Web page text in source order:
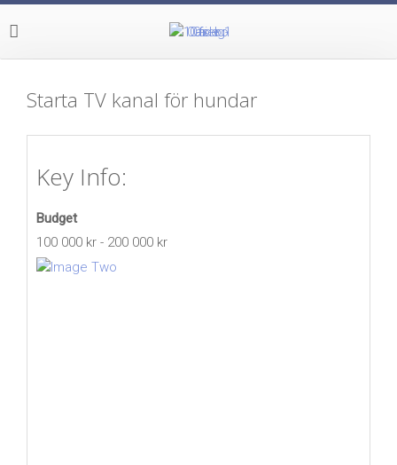
Starta TV kanal för hundar
Key Info:
Budget
100 000 kr - 200 000 kr